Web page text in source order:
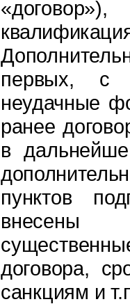
первых, с
неудачные
ранее
в
пунктов
внесены
договора,
санкциям и